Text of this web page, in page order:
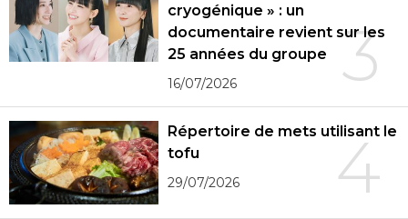
3
cryogénique » : un
documentaire revient sur les
25 années du groupe
16/07/2026
4
Répertoire de mets utilisant le
tofu
29/07/2026